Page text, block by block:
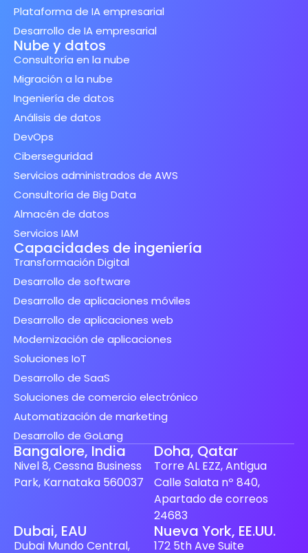
Plataforma de IA empresarial
Desarrollo de IA empresarial
Nube y datos
Consultoría en la nube
Migración a la nube
Ingeniería de datos
Análisis de datos
DevOps
Ciberseguridad
Servicios administrados de AWS
Consultoría de Big Data
Almacén de datos
Servicios IAM
Capacidades de ingeniería
Transformación Digital
Desarrollo de software
Desarrollo de aplicaciones móviles
Desarrollo de aplicaciones web
Modernización de aplicaciones
Soluciones IoT
Desarrollo de SaaS
Soluciones de comercio electrónico
Automatización de marketing
Desarrollo de GoLang
Bangalore, India
Nivel 8, Cessna Business
Park, Karnataka 560037
Doha, Qatar
Torre AL EZZ, Antigua
Calle Salata nº 840,
Apartado de correos
24683
Dubai, EAU
Dubai Mundo Central,
Nueva York, EE.UU.
172 5th Ave Suite
Swedish
Finnish